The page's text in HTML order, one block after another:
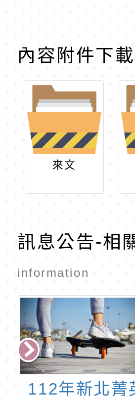
內容附件下載
來文
訊息公告-相
information
112年新北菁